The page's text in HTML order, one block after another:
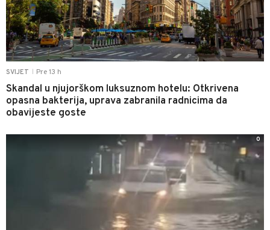
SVIJET Pre 13 h
Skandal u njujorškom luksuznom hotelu: Otkrivena
opasna bakterija, uprava zabranila radnicima da
obavijeste goste
0